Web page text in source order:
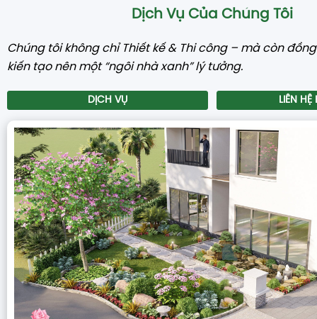
Dịch Vụ Của Chúng Tôi
Chúng tôi không chỉ Thiết kế & Thi công – mà còn
kiến tạo nên một “ngôi nhà xanh” lý tưởng.
DỊCH VỤ LIÊN